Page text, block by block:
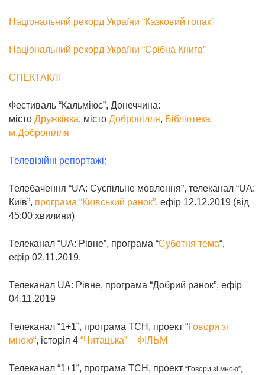
Національний рекорд України “Казковий гопак”
Національний рекорд України “Срібна Книга”
СПЕКТАКЛІ
Фестиваль “Кальміюс”, Донеччина:
місто Дружківка, місто Добропілля, Бібліотека
м.Добропілля
Телевізійні репортажі:
Телебачення “UA: Суспільне мовлення”, телеканал “UA:
Київ”, програма “Київський ранок”, ефір 12.12.2019 (від
45:00 хвилини)
Телеканал “UA: Рівне”, програма “Суботня тема“,
ефір 02.11.2019.
Телеканал UA: Рівне, програма “Добрий ранок”, ефір
04.11.2019
Телеканал “1+1”, програма ТСН, проект “Говори зі
мною“, історія 4 “Читацька” – ФІЛЬМ
Телеканал “1+1”, програма ТСН, проект “Говори зі мною”,